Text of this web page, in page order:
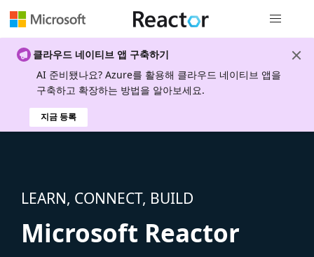
클라우드 네이티브 앱 구축하기
AI 준비됐나요? Azure를 활용해 클라우드 네이티브 앱을
구축하고 확장하는 방법을 알아보세요.
지금 등록
LEARN, CONNECT, BUILD
Microsoft Reactor